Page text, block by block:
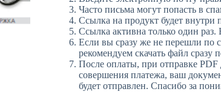
Часто письма могут попасть в
Ссылка на продукт будет внутри
Ссылка активна только один раз.
Если вы сразу же не перешли по
рекомендуем скачать файл сразу
После оплаты, при отправке
совершения платежа, ваш
будет отправлен. Спасибо за